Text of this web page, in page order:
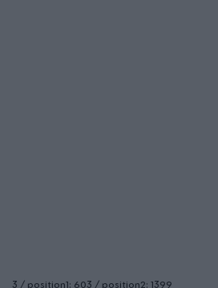
3 / position1: 603 / position2: 1399